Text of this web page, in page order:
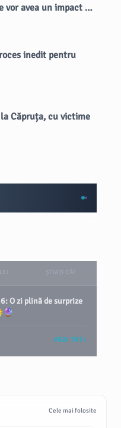
vor avea un impact de
inedit pentru
Căpruța, cu victime
O zi plină de surprize
VEZI TOT
Cele mai folosite